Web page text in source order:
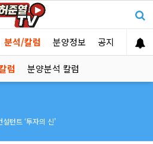
분석/칼럼 분양정보 공지
럼 분양분석 칼럼
턴트 ‘투자의 신’